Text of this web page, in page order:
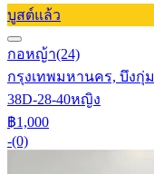
บูสต์แล้ว
กอหญ้า(24)
กรุงเทพมหานคร, บึงกุ่ม
38D-28-40หญิง
฿1,000
-(0)